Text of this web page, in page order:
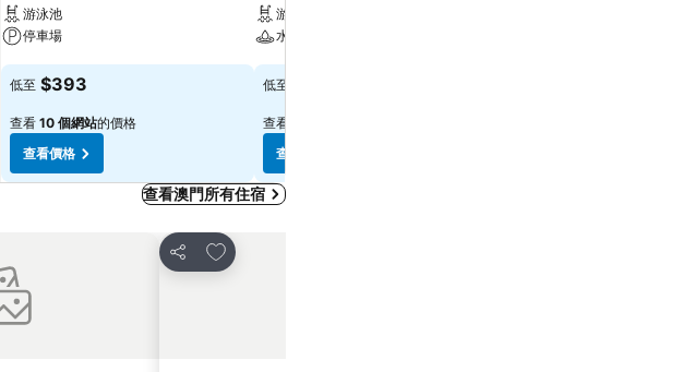
游泳池
停車場
查看價格
低至 $393
查看 10 個網站的價格
查看價格
游泳池
水療
查看價格
低至
查看
查看價格
查看澳門所有住宿
分享
放到收藏夾